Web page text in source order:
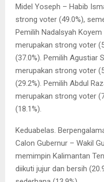
Midel Yoseph – Habib
strong voter (49.0%),
Pemilih Nadalsyah Koyem
merupakan strong voter
(37.0%). Pemilih Agustiar
merupakan strong voter
(29.2%). Pemilih Abdul
merupakan strong voter
(18.1%).
Keduabelas.
Calon Gubernur – Wakil
memimpin Kalimantan
diikuti jujur dan bersih